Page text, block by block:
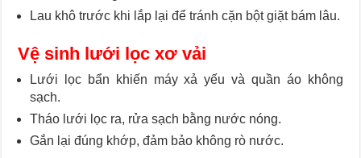
Lau khô trước khi lắp lại để tránh cặn bột giặt bám lâu.
Vệ sinh lưới lọc xơ vải
Lưới lọc bẩn khiến máy xả yếu và quần áo không
sạch.
Tháo lưới lọc ra, rửa sạch bằng nước nóng.
Gắn lại đúng khớp, đảm bảo không rò nước.